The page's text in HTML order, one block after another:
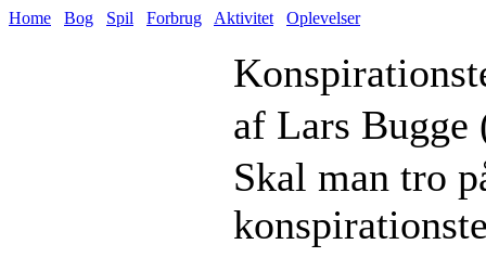
Home Bog Spil Forbrug Aktivitet Oplevelser
af Lars Bugge
Skal man tro